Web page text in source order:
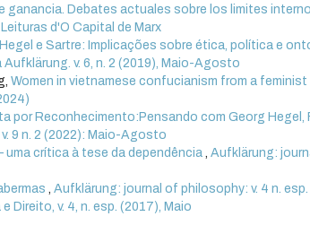
ganancia. Debates actuales sobre los limites
d'O Capital de Marx
e Sartre: Implicações sobre ética, política e
v. 6, n. 2 (2019), Maio-Agosto
Women in vietnamese confucianism from a feminist
por Reconhecimento:Pensando com Georg Hegel,
9 n. 2 (2022): Maio-Agosto
uma crítica à tese da dependência,Aufklärung:
,Aufklärung: journal of philosophy: v. 4 n. esp.
v. 4, n. esp. (2017), Maio